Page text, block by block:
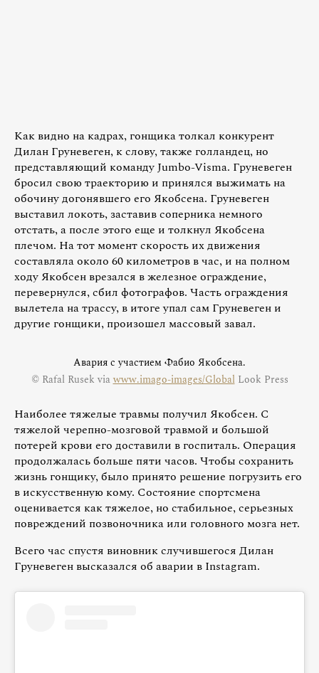
Как видно на кадрах, гонщика толкал конкурент
Дилан Груневеген, к слову, также голландец, но
представляющий команду Jumbo-Visma. Груневеген
бросил свою траекторию и принялся выжимать на
обочину догонявшего его Якобсена. Груневеген
выставил локоть, заставив соперника немного
отстать, а после этого еще и толкнул Якобсена
плечом. На тот момент скорость их движения
составляла около 60 километров в час, и на полном
ходу Якобсен врезался в железное ограждение,
перевернулся, сбил фотографов. Часть ограждения
вылетела на трассу, в итоге упал сам Груневеген и
другие гонщики, произошел массовый завал.
Авария с участием Фабио Якобсена.
© Rafal Rusek viawww.imago-images/GlobalLook Press
Наиболее тяжелые травмы получил Якобсен. С
тяжелой черепно-мозговой травмой и большой
потерей крови его доставили в госпиталь. Операция
продолжалась больше пяти часов. Чтобы сохранить
жизнь гонщику, было принято решение погрузить его
в искусственную кому. Состояние спортсмена
оценивается как тяжелое, но стабильное, серьезных
повреждений позвоночника или головного мозга нет.
Всего час спустя виновник случившегося Дилан
Груневеген высказался об аварии в Instagram.